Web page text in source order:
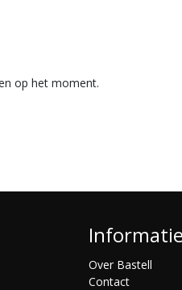
op het moment.
Informatie
Over Bastell
Contact